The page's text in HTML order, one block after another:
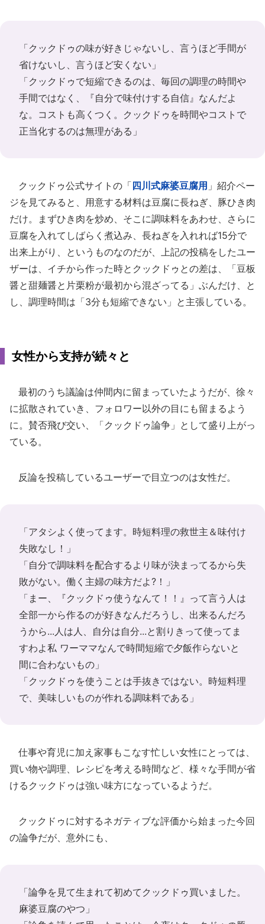
「クックドゥの味が好きじゃないし、言うほど手間が
省けないし、言うほど安くない」
「クックドゥで短縮できるのは、毎回の調理の時間や
手間ではなく、『自分で味付けする自信』なんだよ
な。コストも高くつく。クックドゥを時間やコストで
正当化するのは無理がある」
クックドゥ公式サイトの「四川式麻婆豆腐用 」紹介ペー
ジを見てみると、用意する材料は豆腐に長ねぎ、豚ひき肉
だけ。まずひき肉を炒め、そこに調味料をあわせ、さらに
豆腐を入れてしばらく煮込み、長ねぎを入れれば15分で
出来上がり、というものなのだが、上記の投稿をしたユー
ザーは、イチから作った時とクックドゥとの差は、「豆板
醤と甜麺醤と片栗粉が最初から混ざってる」ぶんだけ、と
し、調理時間は「3分も短縮できない」と主張している。
女性から支持が続々と
最初のうち議論は仲間内に留まっていたようだが、徐々
に拡散されていき、フォロワー以外の目にも留まるよう
に。賛否飛び交い、「クックドゥ論争」として盛り上がっ
ている。
反論を投稿しているユーザーで目立つのは女性だ。
「アタシよく使ってます。時短料理の救世主＆味付け
失敗なし！」
「自分で調味料を配合するより味が決まってるから失
敗がない。働く主婦の味方だよ?！」
「まー、『クックドゥ使うなんて！！』って言う人は
全部一から作るのが好きなんだろうし、出来るんだろ
うから...人は人、自分は自分...と割りきって使ってま
すわよ私 ワーママなんで時間短縮で夕飯作らないと
間に合わないもの」
「クックドゥを使うことは手抜きではない。時短料理
で、美味しいものが作れる調味料である」
仕事や育児に加え家事もこなす忙しい女性にとっては、
買い物や調理、レシピを考える時間など、様々な手間が省
けるクックドゥは強い味方になっているようだ。
クックドゥに対するネガティブな評価から始まった今回
の論争だが、意外にも、
「論争を見て生まれて初めてクックドゥ買いました。
麻婆豆腐のやつ」